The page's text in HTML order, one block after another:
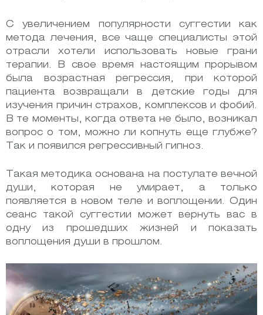
С увеличением популярности суггестии как
метода лечения, все чаще специалисты этой
отрасли хотели использовать новые грани
терапии. В свое время настоящим прорывом
была возрастная регрессия, при которой
пациента возвращали в детские годы для
изучения причин страхов, комплексов и фобий.
В те моменты, когда ответа не было, возникал
вопрос о том, можно ли копнуть еще глубже?
Так и появился регрессивный гипноз.
Такая методика основана на постулате вечной
души, которая не умирает, а только
появляется в новом теле и воплощении. Один
сеанс такой суггестии может вернуть вас в
одну из прошедших жизней и показать
воплощения души в прошлом.